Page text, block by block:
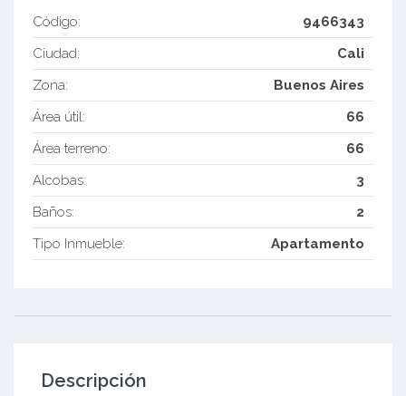
Código:
9466343
Ciudad:
Cali
Zona:
Buenos Aires
Área útil:
66
Área terreno:
66
Alcobas:
3
Baños:
2
Tipo Inmueble:
Apartamento
Descripción